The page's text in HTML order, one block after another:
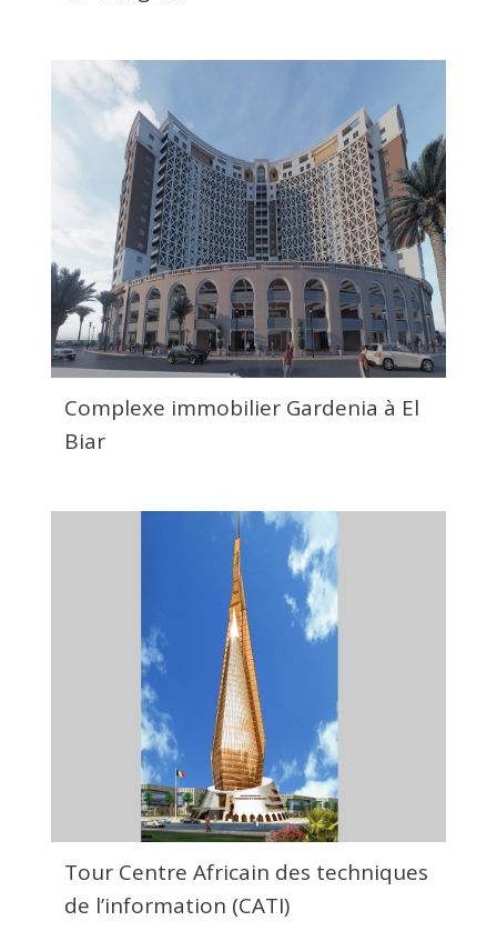
Complexe immobilier Gardenia à El
Biar
Tour Centre Africain des techniques
de l’information (CATI)